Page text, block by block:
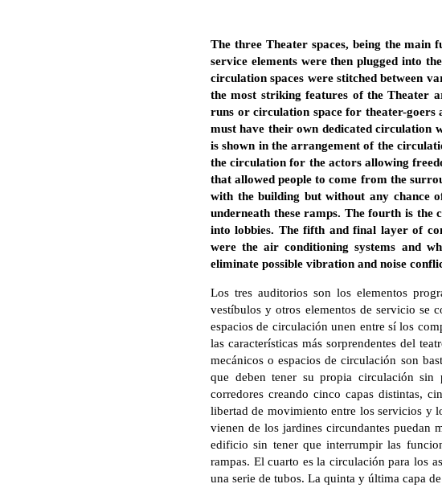
The three Theater spaces, being the main
service elements were then plugged into
circulation spaces were stitched between
the most striking features of the Theater
runs or circulation space for theater-goers
must have their own dedicated circulation
is shown in the arrangement of the
the circulation for the actors allowing
that allowed people to come from the
with the building but without any chance
underneath these ramps. The fourth is
into lobbies. The fifth and final layer of
were the air conditioning systems and
eliminate possible vibration and noise
Los tres auditorios son los elementos
vestíbulos y otros elementos de servicio se
espacios de circulación unen entre sí los
las características más sorprendentes del
mecánicos o espacios de circulación son
que deben tener su propia circulación sin
corredores creando cinco capas distintas,
libertad de movimiento entre los servicios y
vienen de los jardines circundantes puedan
edificio sin tener que interrumpir las
rampas. El cuarto es la circulación para los
una serie de tubos. La quinta y última capa